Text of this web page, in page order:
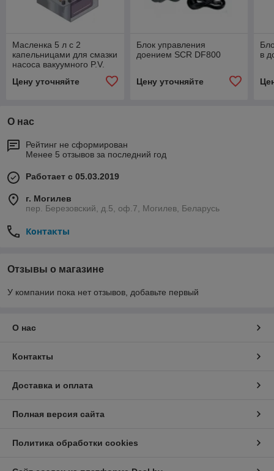
Масленка 5 л с 2
капельницами для смазки
насоса вакуумного P.V.
Цену уточняйте
Блок управления
доением SCR DF800
Цену уточняйте
в
О нас
Рейтинг не сформирован
Менее 5 отзывов за последний год
Работает с 05.03.2019
г. Могилев
пер. Березовский, д.5, оф.7, Могилев, Беларусь
Контакты
Отзывы о магазине
У компании пока нет отзывов, добавьте первый
О нас
Контакты
Доставка и оплата
Полная версия сайта
Политика обработки cookies